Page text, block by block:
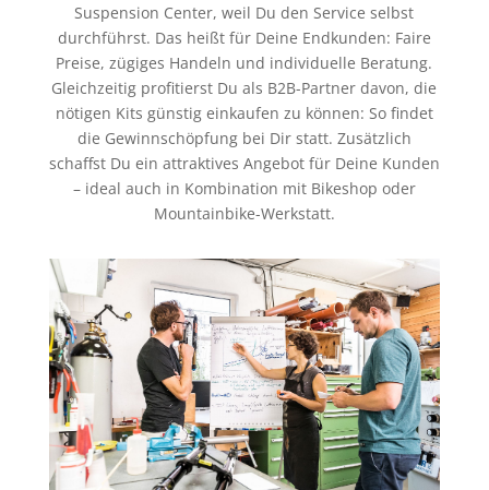
Suspension Center, weil Du den Service selbst
durchführst. Das heißt für Deine Endkunden: Faire
Preise, zügiges Handeln und individuelle Beratung.
Gleichzeitig profitierst Du als B2B-Partner davon, die
nötigen Kits günstig einkaufen zu können: So findet
die Gewinnschöpfung bei Dir statt. Zusätzlich
schaffst Du ein attraktives Angebot für Deine Kunden
– ideal auch in Kombination mit Bikeshop oder
Mountainbike-Werkstatt.